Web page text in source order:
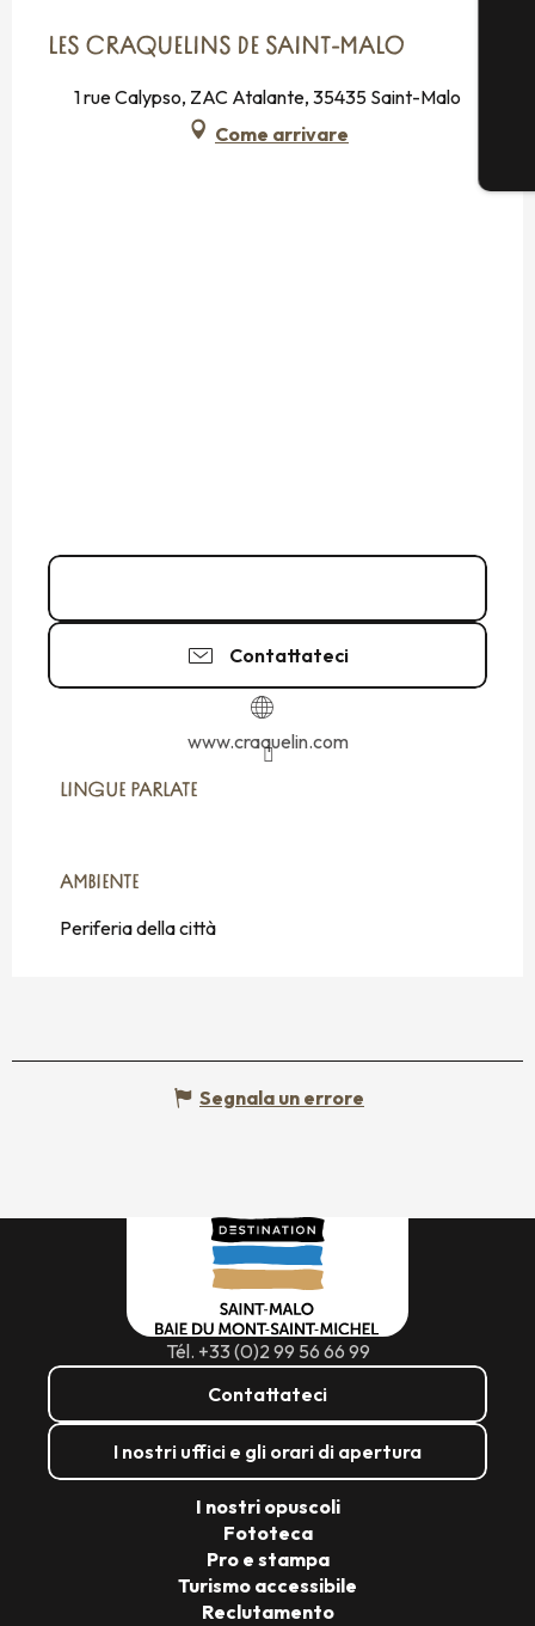
LES CRAQUELINS DE SAINT-MALO
1 rue Calypso, ZAC Atalante, 35435 Saint-Malo
Come arrivare
Contattateci
www.craquelin.com
LINGUE PARLATE
LINGUE PARLATE
AMBIENTE
AMBIENTE
Periferia della città
Segnala un errore
Tél. +33 (0)2 99 56 66 99
Contattateci
I nostri uffici e gli orari di apertura
I nostri opuscoli
Fototeca
Pro e stampa
Turismo accessibile
Reclutamento